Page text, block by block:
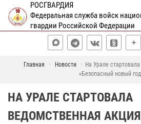
РОСГВАРДИЯ
Федеральная служба войск
гвардии Российской Федерации
Главная Новости
На Урале
«Безопасный новый
НА УРАЛЕ СТАРТОВАЛА
ВЕДОМСТВЕННАЯ АКЦИЯ